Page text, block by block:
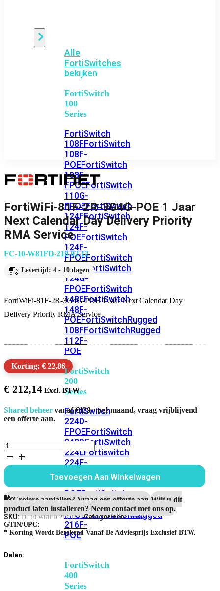
Alle
FortiSwitches
bekijken
FortiSwitch
100
Series
FortiSwitch
108FFortiSwitch
108F-
POEFortiSwitch
108F-
FPOEFortiSwitch
110G-
FPOEFortiSwitch
124FFortiSwitch
124F-
POEFortiSwitch
124F-
FPOEFortiSwitch
124GFortiSwitch
124G-
FPOEFortiSwitch
148FFortiSwitch
148F-
POEFortiSwitchRugged
108FFortiSwitchRugged
112F-
POE
FortiSwitch
200
Series
FortiSwitch
224D-
FPOEFortiSwitch
248DFortiSwitch
224EFortiswitch
224E-
POEFortiSwitch
248E-
POEFortiSwitch
248E-
FPOEFortiSwitchRugged
216F-
POE
FortiSwitch
400
Series
FortiWiFi-81F-2R-3G4G-POE 1 Jaar
Next Calendar Day Delivery Priority
RMA Service
FC-10-W81FD-210-02-12
Levertijd: 4 - 10 dagen
FortiWiFi-81F-2R-3G4G-POE 1 Jaar Next Calendar Day
Delivery Priority RMA Service
Korting: € 22,86
€ 212,14
Shared beheer vanaf €129,- per maand, vraag vrijblijvend
een offerte aan.
FortiWiFi-
81F-
3G4G-
POE
1
Jaar
Next
Calendar
Day
Delivery
RMA
Service
Toevoegen Aan Winkelwagen
Grotere aantallen? Vraag een offerte aan.Wilt u dit
product laten installeren? Neem contact met ons op.
SKU:FC-10-W81FD-210-02-12Categorieën:FortiWiFi
GTIN/UPC:
* Korting Wordt Berekend Vanaf De Adviesprijs Exclusief BTW.
Delen: